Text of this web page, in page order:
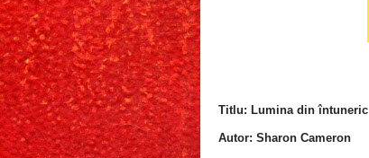
Titlu: Lumina din întuneric
Autor: Sharon Cameron